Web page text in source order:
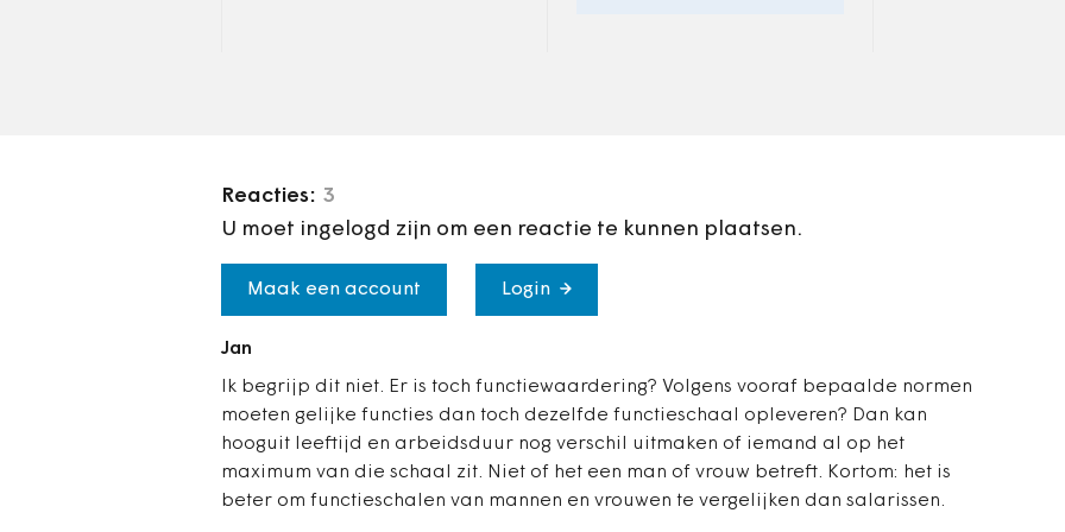
Reacties: 3
U moet ingelogd zijn om een reactie te kunnen plaatsen.
Maak een account Login
Jan
Ik begrijp dit niet. Er is toch functiewaardering? Volgens vooraf bepaalde normen
moeten gelijke functies dan toch dezelfde functieschaal opleveren? Dan kan
hooguit leeftijd en arbeidsduur nog verschil uitmaken of iemand al op het
maximum van die schaal zit. Niet of het een man of vrouw betreft. Kortom: het is
beter om functieschalen van mannen en vrouwen te vergelijken dan salarissen.